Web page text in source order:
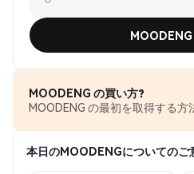
MOODENG
MOODENG の買い方?
MOODENG の最初を取得する方
本日のMOODENGについてのご